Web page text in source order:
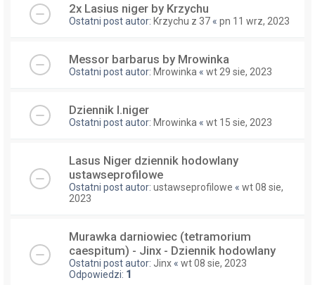
2x Lasius niger by Krzychu
Ostatni post autor: Krzychu z 37 « pn 11 wrz, 2023
Messor barbarus by Mrowinka
Ostatni post autor: Mrowinka « wt 29 sie, 2023
Dziennik l.niger
Ostatni post autor: Mrowinka « wt 15 sie, 2023
Lasus Niger dziennik hodowlany
ustawseprofilowe
Ostatni post autor: ustawseprofilowe « wt 08 sie,
2023
Murawka darniowiec (tetramorium
caespitum) - Jinx - Dziennik hodowlany
Ostatni post autor: Jinx « wt 08 sie, 2023
Odpowiedzi: 1